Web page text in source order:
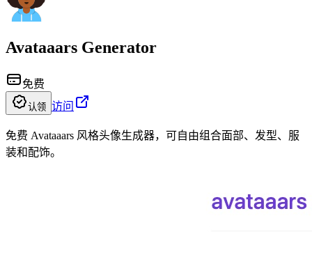
Avataaars Generator
免费
认领 访问
免费 Avataaars 风格头像生成器，可自由组合面部、发型、服
装和配饰。